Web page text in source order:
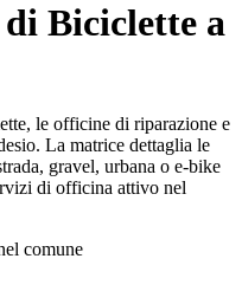
Biciclette a
le officine di riparazione e
La matrice dettaglia le
gravel, urbana o e-bike
di officina attivo nel
comune